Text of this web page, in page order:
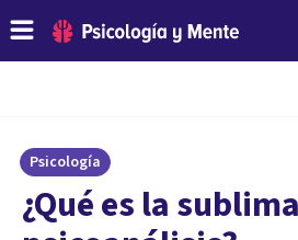
Psicología
¿Qué es la